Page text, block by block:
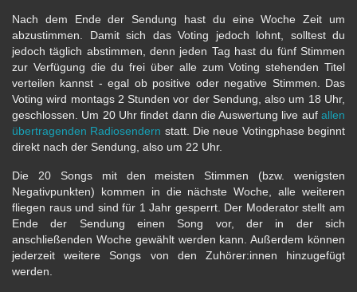
Nach dem Ende der Sendung hast du eine Woche Zeit um
abzustimmen. Damit sich das Voting jedoch lohnt, solltest du
jedoch täglich abstimmen, denn jeden Tag hast du fünf Stimmen
zur Verfügung die du frei über alle zum Voting stehenden Titel
verteilen kannst - egal ob positive oder negative Stimmen. Das
Voting wird montags 2 Stunden vor der Sendung, also um 18 Uhr,
geschlossen. Um 20 Uhr findet dann die Auswertung live auf allen
übertragenden Radiosendern statt. Die neue Votingphase beginnt
direkt nach der Sendung, also um 22 Uhr.
Die 20 Songs mit den meisten Stimmen (bzw. wenigsten
Negativpunkten) kommen in die nächste Woche, alle weiteren
fliegen raus und sind für 1 Jahr gesperrt. Der Moderator stellt am
Ende der Sendung einen Song vor, der in der sich
anschließenden Woche gewählt werden kann. Außerdem können
jederzeit weitere Songs von den Zuhörer:innen hinzugefügt
werden.